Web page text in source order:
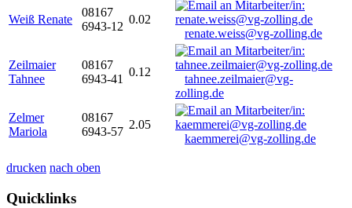
Weiß Renate
08167
6943-12
0.02
renate.weiss@vg-zolling.de
Zeilmaier
Tahnee
08167
6943-41
0.12
tahnee.zeilmaier@vg-
zolling.de
Zelmer
Mariola
08167
6943-57
2.05
kaemmerei@vg-zolling.de
drucken nach oben
Quicklinks